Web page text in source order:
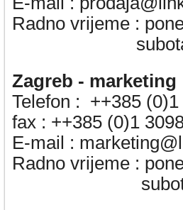
Radno vrijeme :
Zagreb - marketing
Telefon :
++385
fax : ++385 (0)1
E-mail :
Radno vrijeme :
subota: